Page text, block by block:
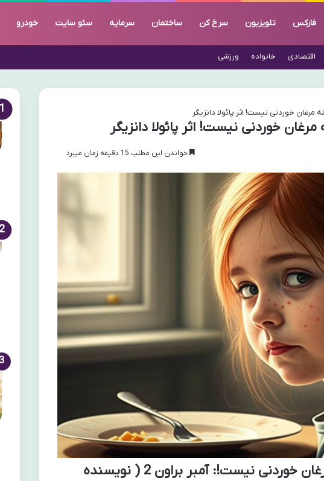
فارکس تلویزیون سرخ کن ساختمان سرمایه سئو سایت خودرو
اقتصادی خانواده ورزشی
خواندن این مطلب 15 دقیقه زمان میبرد
خلاصه کتاب آمبر براون، آبله مرغان خوردنی نیست!: آمبر براون 2 ( نویسنده